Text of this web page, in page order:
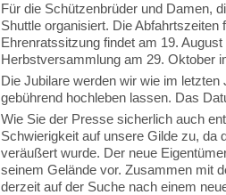
Für die Schützenbrüder und Damen,
Shuttle organisiert. Die Abfahrtszeiten
Ehrenratssitzung findet am 19.
Herbstversammlung am 29. Oktober
Die Jubilare werden wir wie im
gebührend hochleben lassen. Das
Wie Sie der Presse sicherlich auch
Schwierigkeit auf unsere Gilde zu, da
veräußert wurde. Der neue
seinem Gelände vor. Zusammen mit
derzeit auf der Suche nach einem